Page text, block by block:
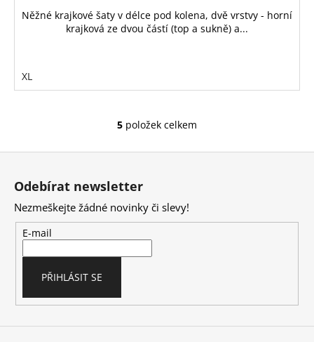
Něžné krajkové šaty v délce pod kolena, dvě vrstvy - horní
krajková ze dvou částí (top a sukně) a...
XL
O
a
c
k
v
5 položek celkem
Z
Odebírat newsletter
Nezmeškejte žádné novinky či slevy!
E-mail
PŘIHLÁSIT SE